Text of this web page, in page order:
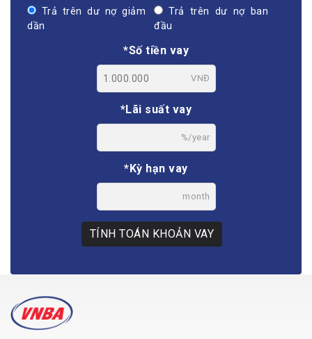
Trả trên dư nợ giảm
dần
Trả trên dư nợ ban
đầu
*Số tiền vay
VNĐ
*Lãi suất vay
%/year
*Kỳ hạn vay
month
TÍNH TOÁN KHOẢN VAY